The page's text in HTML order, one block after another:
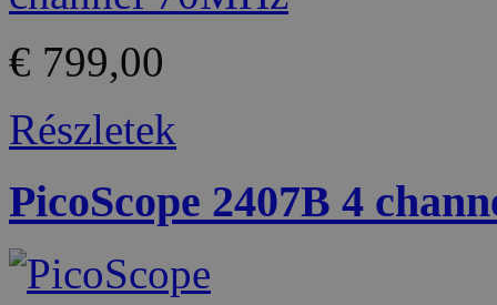
€ 799,00
Részletek
PicoScope 2407B 4